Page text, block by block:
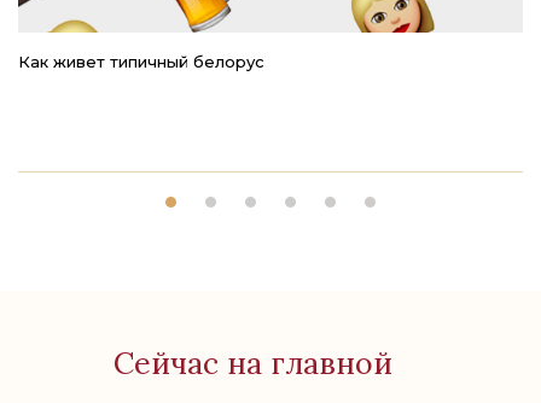
Как живет типичный белорус
Сейчас на главной